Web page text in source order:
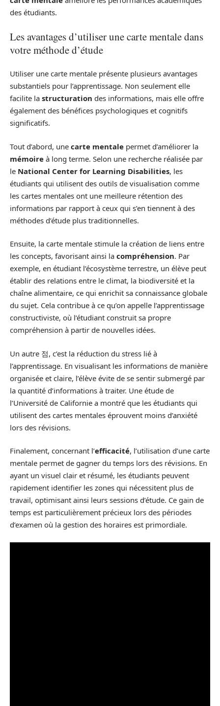
des étudiants.
Les avantages d’utiliser une carte mentale dans
votre méthode d’étude
Utiliser une carte mentale présente plusieurs avantages
substantiels pour l’apprentissage. Non seulement elle
facilite la structuration des informations, mais elle offre
également des bénéfices psychologiques et cognitifs
significatifs.
Tout d’abord, une carte mentale permet d’améliorer la
mémoire à long terme. Selon une recherche réalisée par
le National Center for Learning Disabilities, les
étudiants qui utilisent des outils de visualisation comme
les cartes mentales ont une meilleure rétention des
informations par rapport à ceux qui s’en tiennent à des
méthodes d’étude plus traditionnelles.
Ensuite, la carte mentale stimule la création de liens entre
les concepts, favorisant ainsi la compréhension. Par
exemple, en étudiant l’écosystème terrestre, un élève peut
établir des relations entre le climat, la biodiversité et la
chaîne alimentaire, ce qui enrichit sa connaissance globale
du sujet. Cela contribue à ce qu’on appelle l’apprentissage
constructiviste, où l’étudiant construit sa propre
compréhension à partir de nouvelles idées.
Un autre 점, c’est la réduction du stress lié à
l’apprentissage. En visualisant les informations de manière
organisée et claire, l’élève évite de se sentir submergé par
la quantité d’informations à traiter. Une étude de
l’Université de Californie a montré que les étudiants qui
utilisent des cartes mentales éprouvent moins d’anxiété
lors des révisions.
Finalement, concernant l’efficacité, l’utilisation d’une carte
mentale permet de gagner du temps lors des révisions. En
ayant un visuel clair et résumé, les étudiants peuvent
rapidement identifier les zones qui nécessitent plus de
travail, optimisant ainsi leurs sessions d’étude. Ce gain de
temps est particulièrement précieux lors des périodes
d’examen où la gestion des horaires est primordiale.